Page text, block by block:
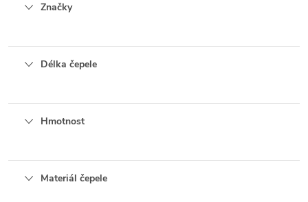
Značky
Délka čepele
Hmotnost
Materiál čepele